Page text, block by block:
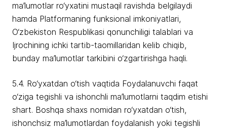
ma’lumotlar ro‘yxatini mustaqil ravishda belgilaydi
hamda Platformaning funksional imkoniyatlari,
O‘zbekiston Respublikasi qonunchiligi talablari va
Ijrochining ichki tartib-taomillaridan kelib chiqib,
bunday ma’lumotlar tarkibini o‘zgartirishga haqli.
5.4. Ro‘yxatdan o‘tish vaqtida Foydalanuvchi faqat
o‘ziga tegishli va ishonchli ma’lumotlarni taqdim etishi
shart. Boshqa shaxs nomidan ro‘yxatdan o‘tish,
ishonchsiz ma’lumotlardan foydalanish yoki tegishli